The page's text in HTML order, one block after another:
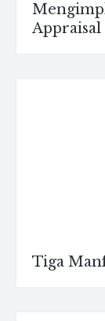
Appraisal
Tiga